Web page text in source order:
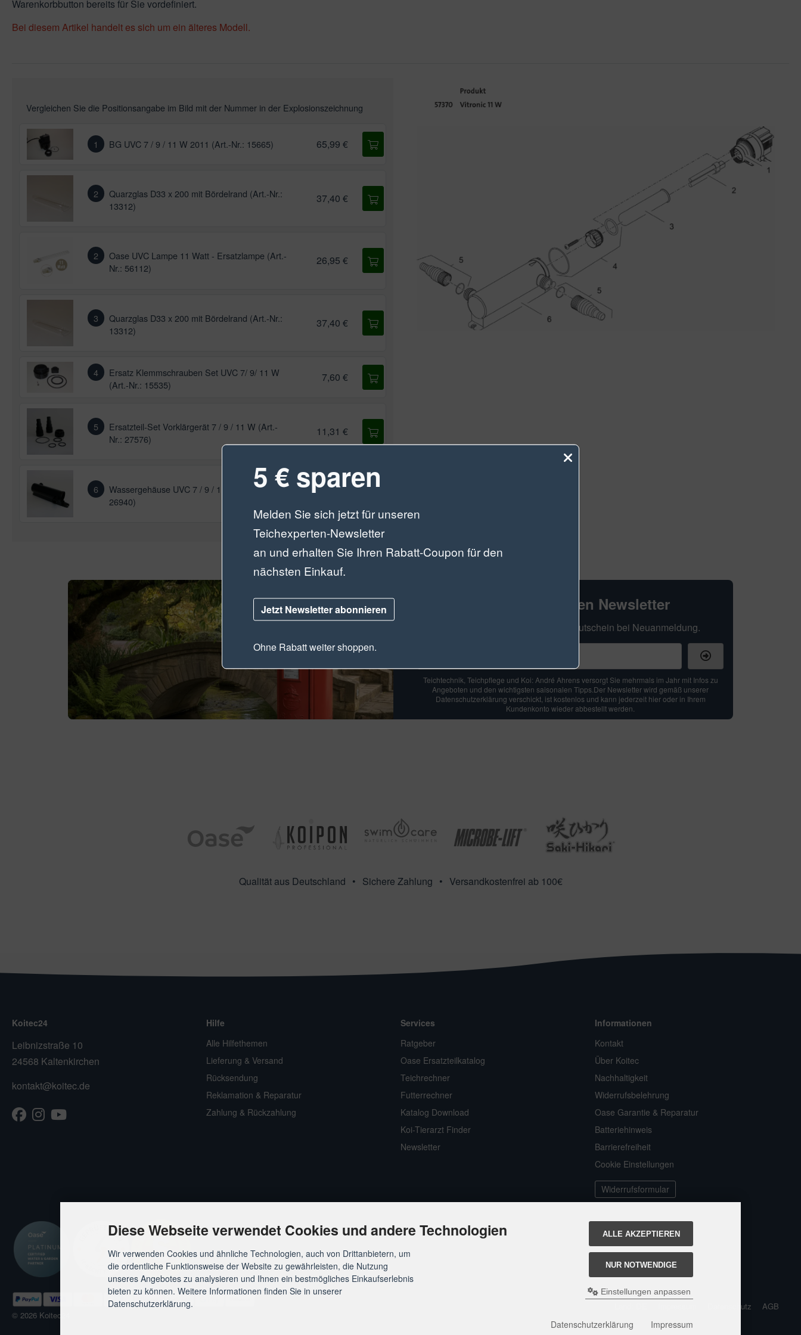
Warenkorbbutton bereits für Sie vordefiniert.
Bei diesem Artikel handelt es sich um ein älteres Modell.
Vergleichen Sie die Positionsangabe im Bild mit der Nummer in der Explosionszeichnung
1 BG UVC 7 / 9 / 11 W 2011 (Art.-Nr.: 15665) 65,99 €
2
Quarzglas D33 x 200 mit Bördelrand (Art.-Nr.:
13312)
37,40 €
2
Oase UVC Lampe 11 Watt - Ersatzlampe (Art.-
Nr.: 56112)
26,95 €
3
Quarzglas D33 x 200 mit Bördelrand (Art.-Nr.:
13312)
37,40 €
4
Ersatz Klemmschrauben Set UVC 7/ 9/ 11 W
(Art.-Nr.: 15535)
7,60 €
5
Ersatzteil-Set Vorklärgerät 7 / 9 / 11 W (Art.-
Nr.: 27576)
11,31 €
6
Wassergehäuse UVC 7 / 9 / 11 W (Art.-Nr.:
26940)
Der Teichexperten Newsletter
Sichern Sie sich jetzt Ihren 5 € Gutschein bei Neuanmeldung.
Teichtechnik, Teichpflege und Koi: André Ahrens versorgt Sie mehrmals im Jahr mit Infos zu
Angeboten und den wichtigsten saisonalen Tipps.Der Newsletter wird gemäß unserer
Datenschutzerklärung verschickt, ist kostenlos und kann jederzeit hier oder in Ihrem
Kundenkonto wieder abbestellt werden.
Qualität aus Deutschland Sichere Zahlung Versandkostenfrei ab 100€
Koitec24
Leibnizstraße 10
24568 Kaltenkirchen
kontakt@koitec.de
Facebook
Instagram
Hilfe
Alle Hilfethemen
Lieferung & Versand
Rücksendung
Reklamation & Reparatur
Zahlung & Rückzahlung
Services
Ratgeber
Oase Ersatzteilkatalog
Teichrechner
Futterrechner
Katalog Download
Koi-Tierarzt Finder
Newsletter
Informationen
Kontakt
Über Koitec
Nachhaltigkeit
Widerrufsbelehrung
Oase Garantie & Reparatur
Batteriehinweis
Barrierefreiheit
Cookie Einstellungen
Widerrufsformular
© 2026 Koitec24
Datenschutz AGB
5 € sparen
Melden Sie sich jetzt für unseren
Teichexperten-Newsletter
an und erhalten Sie Ihren Rabatt-Coupon für den
nächsten Einkauf.
Jetzt Newsletter abonnieren
Ohne Rabatt weiter shoppen.
Diese Webseite verwendet Cookies und andere Technologien
Wir verwenden Cookies und ähnliche Technologien, auch von Drittanbietern, um
die ordentliche Funktionsweise der Website zu gewährleisten, die Nutzung
unseres Angebotes zu analysieren und Ihnen ein bestmögliches Einkaufserlebnis
bieten zu können. Weitere Informationen finden Sie in unserer
Datenschutzerklärung.
ALLE AKZEPTIEREN
NUR NOTWENDIGE
Einstellungen anpassen
Datenschutzerklärung Impressum
& Wasserspiele